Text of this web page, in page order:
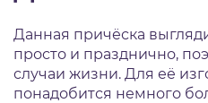
Данная причёска
просто и празднично,
случаи жизни. Для её
понадобится немного